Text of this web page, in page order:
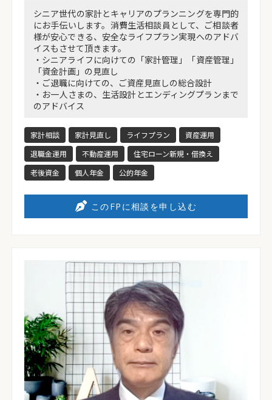
シニア世代の家計とキャリアのプランニングを専門的
にお手伝いします。消費生活相談員として、ご相談者
様が安心できる、安全なライフプラン実現へのアドバ
イスもさせて頂きます。
・シニアライフに向けての「家計管理」「資産管理」
「資金計画」の見直し
・ご退職に向けての、ご資産見直しの総合設計
・お一人さまの、生活設計とエンディングプランまで
のアドバイス
家計相談 家計見直し ライフプラン
資産運用
退職金運用
不動産運用
住宅ローン新規・借換え
老後資金
個人年金 公的年金
このFPに相談を申し込む